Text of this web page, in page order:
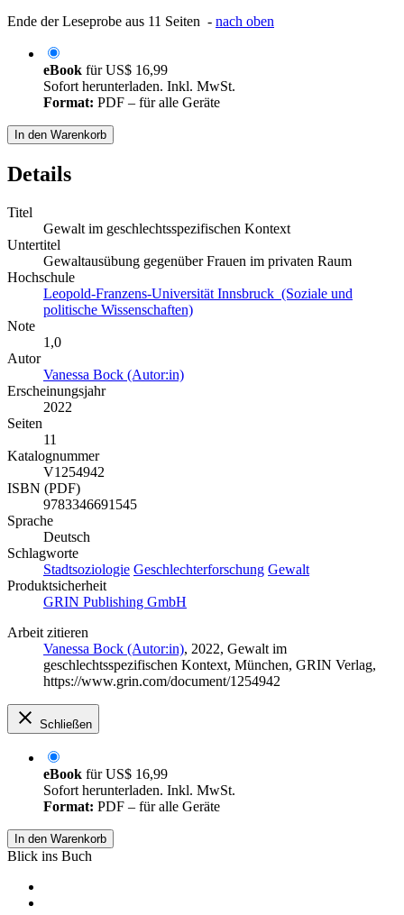
Ende der Leseprobe aus 11 Seiten - nach oben
eBook fürUS$ 16,99
Sofort herunterladen. Inkl. MwSt.
Format: PDF – für alle Geräte
In den Warenkorb
Details
Titel
Gewalt im geschlechtsspezifischen Kontext
Untertitel
Gewaltausübung gegenüber Frauen im privaten Raum
Hochschule
Leopold-Franzens-Universität Innsbruck (Soziale und
politische Wissenschaften)
Note
1,0
Autor
Vanessa Bock (Autor:in)
Erscheinungsjahr
2022
Seiten
11
Katalognummer
V1254942
ISBN (PDF)
9783346691545
Sprache
Deutsch
Schlagworte
Stadtsoziologie Geschlechterforschung Gewalt
Produktsicherheit
GRIN Publishing GmbH
Arbeit zitieren
Vanessa Bock (Autor:in), 2022, Gewalt im
geschlechtsspezifischen Kontext, München, GRIN Verlag,
https://www.grin.com/document/1254942
Schließen
eBook fürUS$ 16,99
Sofort herunterladen. Inkl. MwSt.
Format: PDF – für alle Geräte
In den Warenkorb
Blick ins Buch